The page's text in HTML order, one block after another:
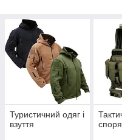
Туристичний одяг і
взуття